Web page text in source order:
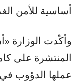
أساسية للأمن
وأكّدت الوزارة
المنتشرة على
عملها الدؤوب في